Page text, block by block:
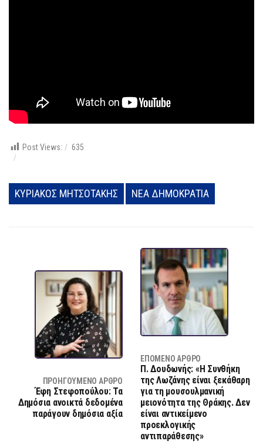
Post Views: 635
ΚΥΡΙΑΚΟΣ ΜΗΤΣΟΤΑΚΗΣ ΝΕΑ ΔΗΜΟΚΡΑΤΙΑ
ΠΡΟΗΓΟΎΜΕΝΟ ΆΡΘΡΟ
Έφη Στεφοπούλου: Τα
Δημόσια ανοικτά δεδομένα
παράγουν δημόσια αξία
ΕΠΌΜΕΝΟ ΆΡΘΡΟ
Π. Δουδωνής: «Η Συνθήκη
της Λωζάνης είναι ξεκάθαρη
για τη μουσουλμανική
μειονότητα της Θράκης. Δεν
είναι αντικείμενο
προεκλογικής
αντιπαράθεσης»